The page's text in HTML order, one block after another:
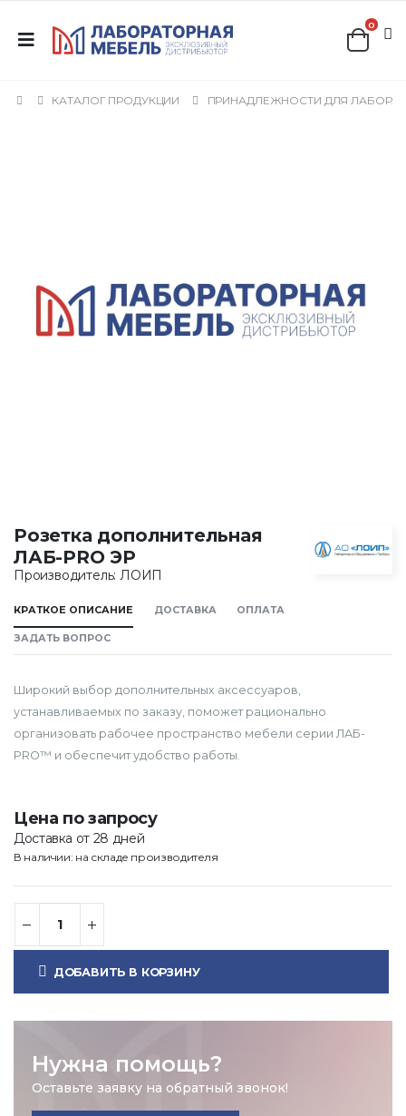
0
КАТАЛОГ ПРОДУКЦИИ ПРИНАДЛЕЖНОСТИ ДЛЯ
Розетка дополнительная
ЛАБ-PRO ЭР
Производитель: ЛОИП
КРАТКОЕ ОПИСАНИЕ ДОСТАВКА ОПЛАТА
ЗАДАТЬ ВОПРОС
Широкий выбор дополнительных аксессуаров,
устанавливаемых по заказу, поможет рационально
организовать рабочее пространство мебели серии ЛАБ-
PRO™ и обеспечит удобство работы.
Цена по запросу
Доставка от 28 дней
В наличии: на складе производителя
ДОБАВИТЬ В КОРЗИНУ
Нужна помощь?
Оставьте заявку на обратный звонок!